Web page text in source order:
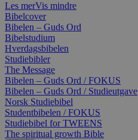
Les merVis mindre
Bibelcover
Bibelen – Guds Ord
Bibelstudium
Hverdagsbibelen
Studiebibler
The Message
Bibelen – Guds Ord / FOKUS
Bibelen – Guds Ord / Studieutgave
Norsk Studiebibel
Studentbibelen / FOKUS
Studiebibel for TWEENS
The spiritual growth Bible